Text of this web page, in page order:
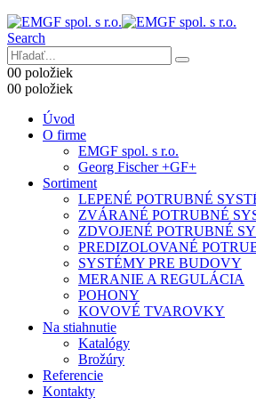
Search
00 položiek
00 položiek
Úvod
O firme
EMGF spol. s r.o.
Georg Fischer +GF+
Sortiment
LEPENÉ POTRUBNÉ
ZVÁRANÉ POTRUBNÉ
ZDVOJENÉ POTRUBNÉ
PREDIZOLOVANÉ
SYSTÉMY PRE BUDOVY
MERANIE A REGULÁCIA
POHONY
KOVOVÉ TVAROVKY
Na stiahnutie
Katalógy
Brožúry
Referencie
Kontakty